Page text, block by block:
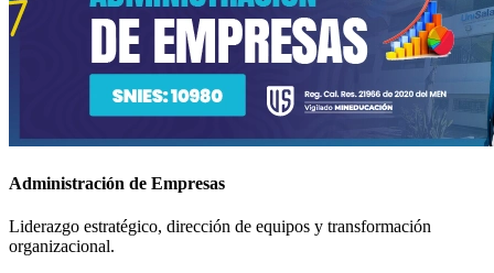
Administración de Empresas
Liderazgo estratégico, dirección de equipos y transformación
organizacional.